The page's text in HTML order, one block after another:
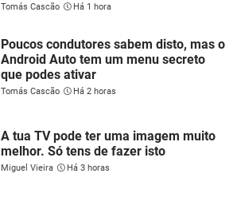
Tomás Cascão Há 1 hora
Poucos condutores sabem disto, mas o
Android Auto tem um menu secreto
que podes ativar
Tomás Cascão Há 2 horas
A tua TV pode ter uma imagem muito
melhor. Só tens de fazer isto
Miguel Vieira Há 3 horas